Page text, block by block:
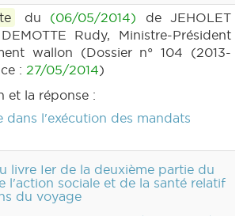
du (06/05/2014) de JEHOLET
Rudy, Ministre-Président
wallon (Dossier n° 104 (2013-
: 27/05/2014)
et la réponse :
dans l'exécution des mandats
livre Ier de la deuxième partie du
l'action sociale et de la santé relatif
du voyage